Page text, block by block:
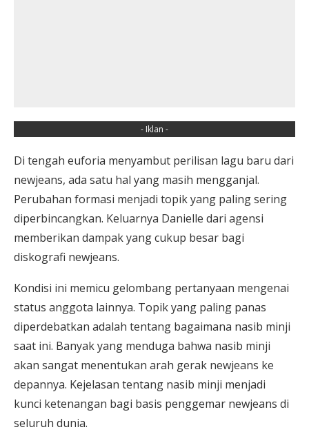
- Iklan -
Di tengah euforia menyambut perilisan lagu baru dari
newjeans, ada satu hal yang masih mengganjal.
Perubahan formasi menjadi topik yang paling sering
diperbincangkan. Keluarnya Danielle dari agensi
memberikan dampak yang cukup besar bagi
diskografi newjeans.
Kondisi ini memicu gelombang pertanyaan mengenai
status anggota lainnya. Topik yang paling panas
diperdebatkan adalah tentang bagaimana nasib minji
saat ini. Banyak yang menduga bahwa nasib minji
akan sangat menentukan arah gerak newjeans ke
depannya. Kejelasan tentang nasib minji menjadi
kunci ketenangan bagi basis penggemar newjeans di
seluruh dunia.